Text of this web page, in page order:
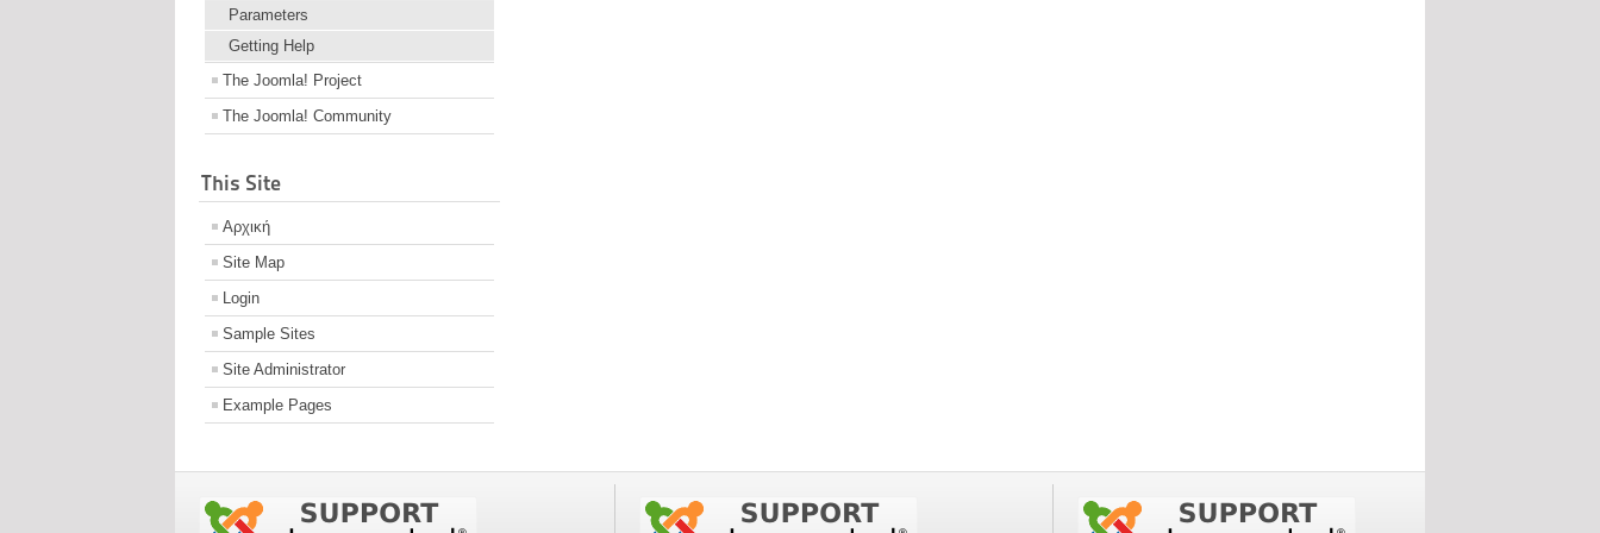
Parameters
Getting Help
The Joomla! Project
The Joomla! Community
This Site
Αρχική
Site Map
Login
Sample Sites
Site Administrator
Example Pages